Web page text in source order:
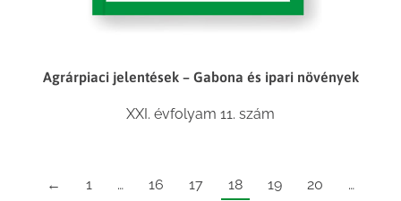
Agrárpiaci jelentések – Gabona és ipari növények
XXI. évfolyam 11. szám
← 1 … 16 17 18 19 20
…